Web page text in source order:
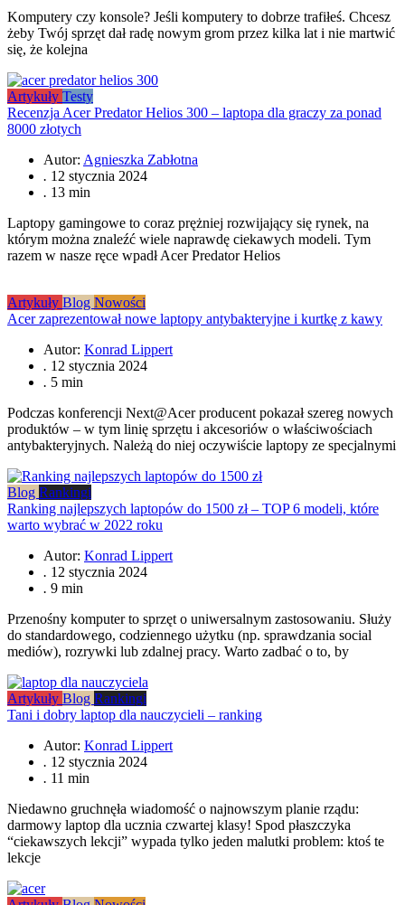
Komputery czy konsole? Jeśli komputery to dobrze trafiłeś. Chcesz
żeby Twój sprzęt dał radę nowym grom przez kilka lat i nie martwić
się, że kolejna
Artykuły Testy
Recenzja Acer Predator Helios 300 – laptopa dla graczy za ponad
8000 złotych
Autor: Agnieszka Zabłotna
. 12 stycznia 2024
. 13 min
Laptopy gamingowe to coraz prężniej rozwijający się rynek, na
którym można znaleźć wiele naprawdę ciekawych modeli. Tym
razem w nasze ręce wpadł Acer Predator Helios
Artykuły Blog Nowości
Acer zaprezentował nowe laptopy antybakteryjne i kurtkę z kawy
Autor: Konrad Lippert
. 12 stycznia 2024
. 5 min
Podczas konferencji Next@Acer producent pokazał szereg nowych
produktów – w tym linię sprzętu i akcesoriów o właściwościach
antybakteryjnych. Należą do niej oczywiście laptopy ze specjalnymi
Blog Rankingi
Ranking najlepszych laptopów do 1500 zł – TOP 6 modeli, które
warto wybrać w 2022 roku
Autor: Konrad Lippert
. 12 stycznia 2024
. 9 min
Przenośny komputer to sprzęt o uniwersalnym zastosowaniu. Służy
do standardowego, codziennego użytku (np. sprawdzania social
mediów), rozrywki lub zdalnej pracy. Warto zadbać o to, by
Artykuły Blog Rankingi
Tani i dobry laptop dla nauczycieli – ranking
Autor: Konrad Lippert
. 12 stycznia 2024
. 11 min
Niedawno gruchnęła wiadomość o najnowszym planie rządu:
darmowy laptop dla ucznia czwartej klasy! Spod płaszczyka
“ciekawszych lekcji” wypada tylko jeden malutki problem: ktoś te
lekcje